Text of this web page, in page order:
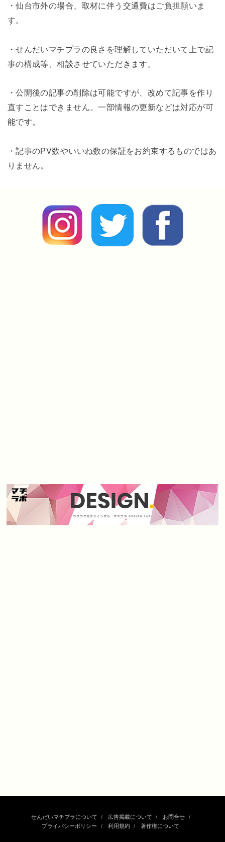
・仙台市外の場合、取材に伴う交通費はご負担願いま
す。
・せんだいマチプラの良さを理解していただいて上で記
事の構成等、相談させていただきます。
・公開後の記事の削除は可能ですが、改めて記事を作り
直すことはできません。一部情報の更新などは対応が可
能です。
・記事のPV数やいいね数の保証をお約束するものではあ
りません。
せんだいマチプラについて 広告掲載について
お問合せ
プライバシーポリシー
利用規約 著作権について